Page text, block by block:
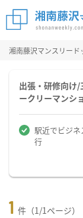
湘南藤沢マンスリード
出張・研修向け/
ークリーマンシ
駅近でビジ
行
1 件（1/1ページ）